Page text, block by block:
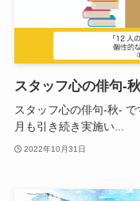
スタッフ心の俳句-
スタッフ心の俳句-秋-
月も引き続き実施い...
2022年10月31日